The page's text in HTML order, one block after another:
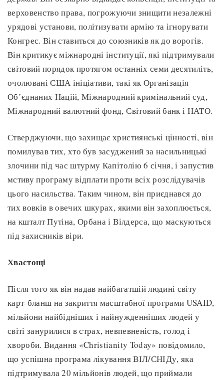
верховенство права, погрожуючи знищити незалежні
урядові установи, політизувати армію та ігнорувати
Конгрес. Він ставиться до союзників як до ворогів.
Він критикує міжнародні інституції, які підтримували
світовий порядок протягом останніх семи десятиліть,
очолювані США ініціативи, такі як Організація
Об’єднаних Націй, Міжнародний кримінальний суд,
Міжнародний валютний фонд, Світовий банк і НАТО.
Стверджуючи, що захищає християнські цінності, він
помилував тих, хто був засуджений за насильницькі
злочини під час штурму Капітолію 6 січня, і запустив
мстиву програму відплати проти всіх розслідувачів
цього насильства. Таким чином, він приєднався до
тих вовків в овечих шкурах, якими він захоплюється,
на кшталт Путіна, Орбана і Вілдерса, що маскуються
під захисників віри.
Хвастощі
Після того як він надав найбагатшій людині світу
карт-бланш на закриття масштабної програми USAID,
мільйони найбідніших і найнужденніших людей у
світі занурилися в страх, невпевненість, голод і
хвороби. Видання «Christianity Today» повідомило,
що успішна програма лікування ВІЛ/СНІДу, яка
підтримувала 20 мільйонів людей, що приймали